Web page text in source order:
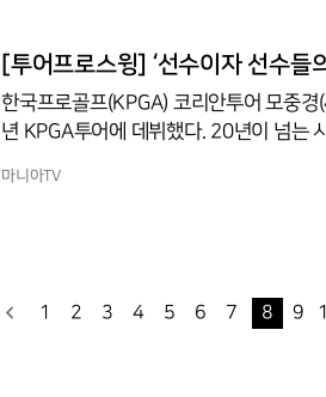
간에 자리하기도 했다.
[투어프로스윙] ‘선수이자 선수들
한국프로골프(KPGA) 코리안투어 모중
년 KPGA투어에 데뷔했다. 20년이 넘는
승컵을 들어올리며 젊은 후배들과의 경쟁
드라
마니아TV
1 2 3 4 5 6 7 8 9